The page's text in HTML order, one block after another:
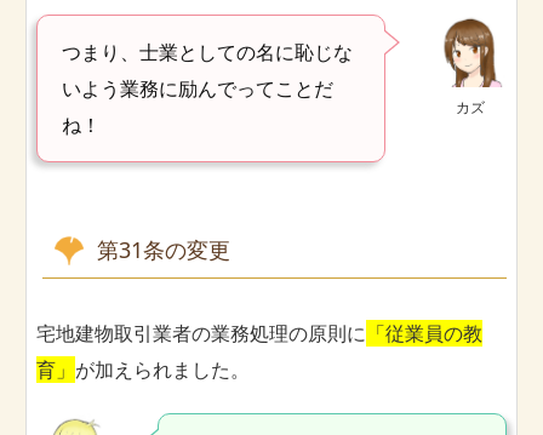
カズ
つまり、士業としての名に恥じな
いよう業務に励んでってことだ
ね！
第31条の変更
宅地建物取引業者の業務処理の原則に 「従業員の教
育」 が加えられました。